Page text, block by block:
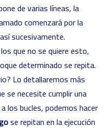
de varias líneas, la
comenzará por la
sucesivamente.
que no se quiere esto,
determinado se repita.
Lo detallaremos más
se necesite cumplir una
los bucles, podemos hacer
se repitan en la ejecución